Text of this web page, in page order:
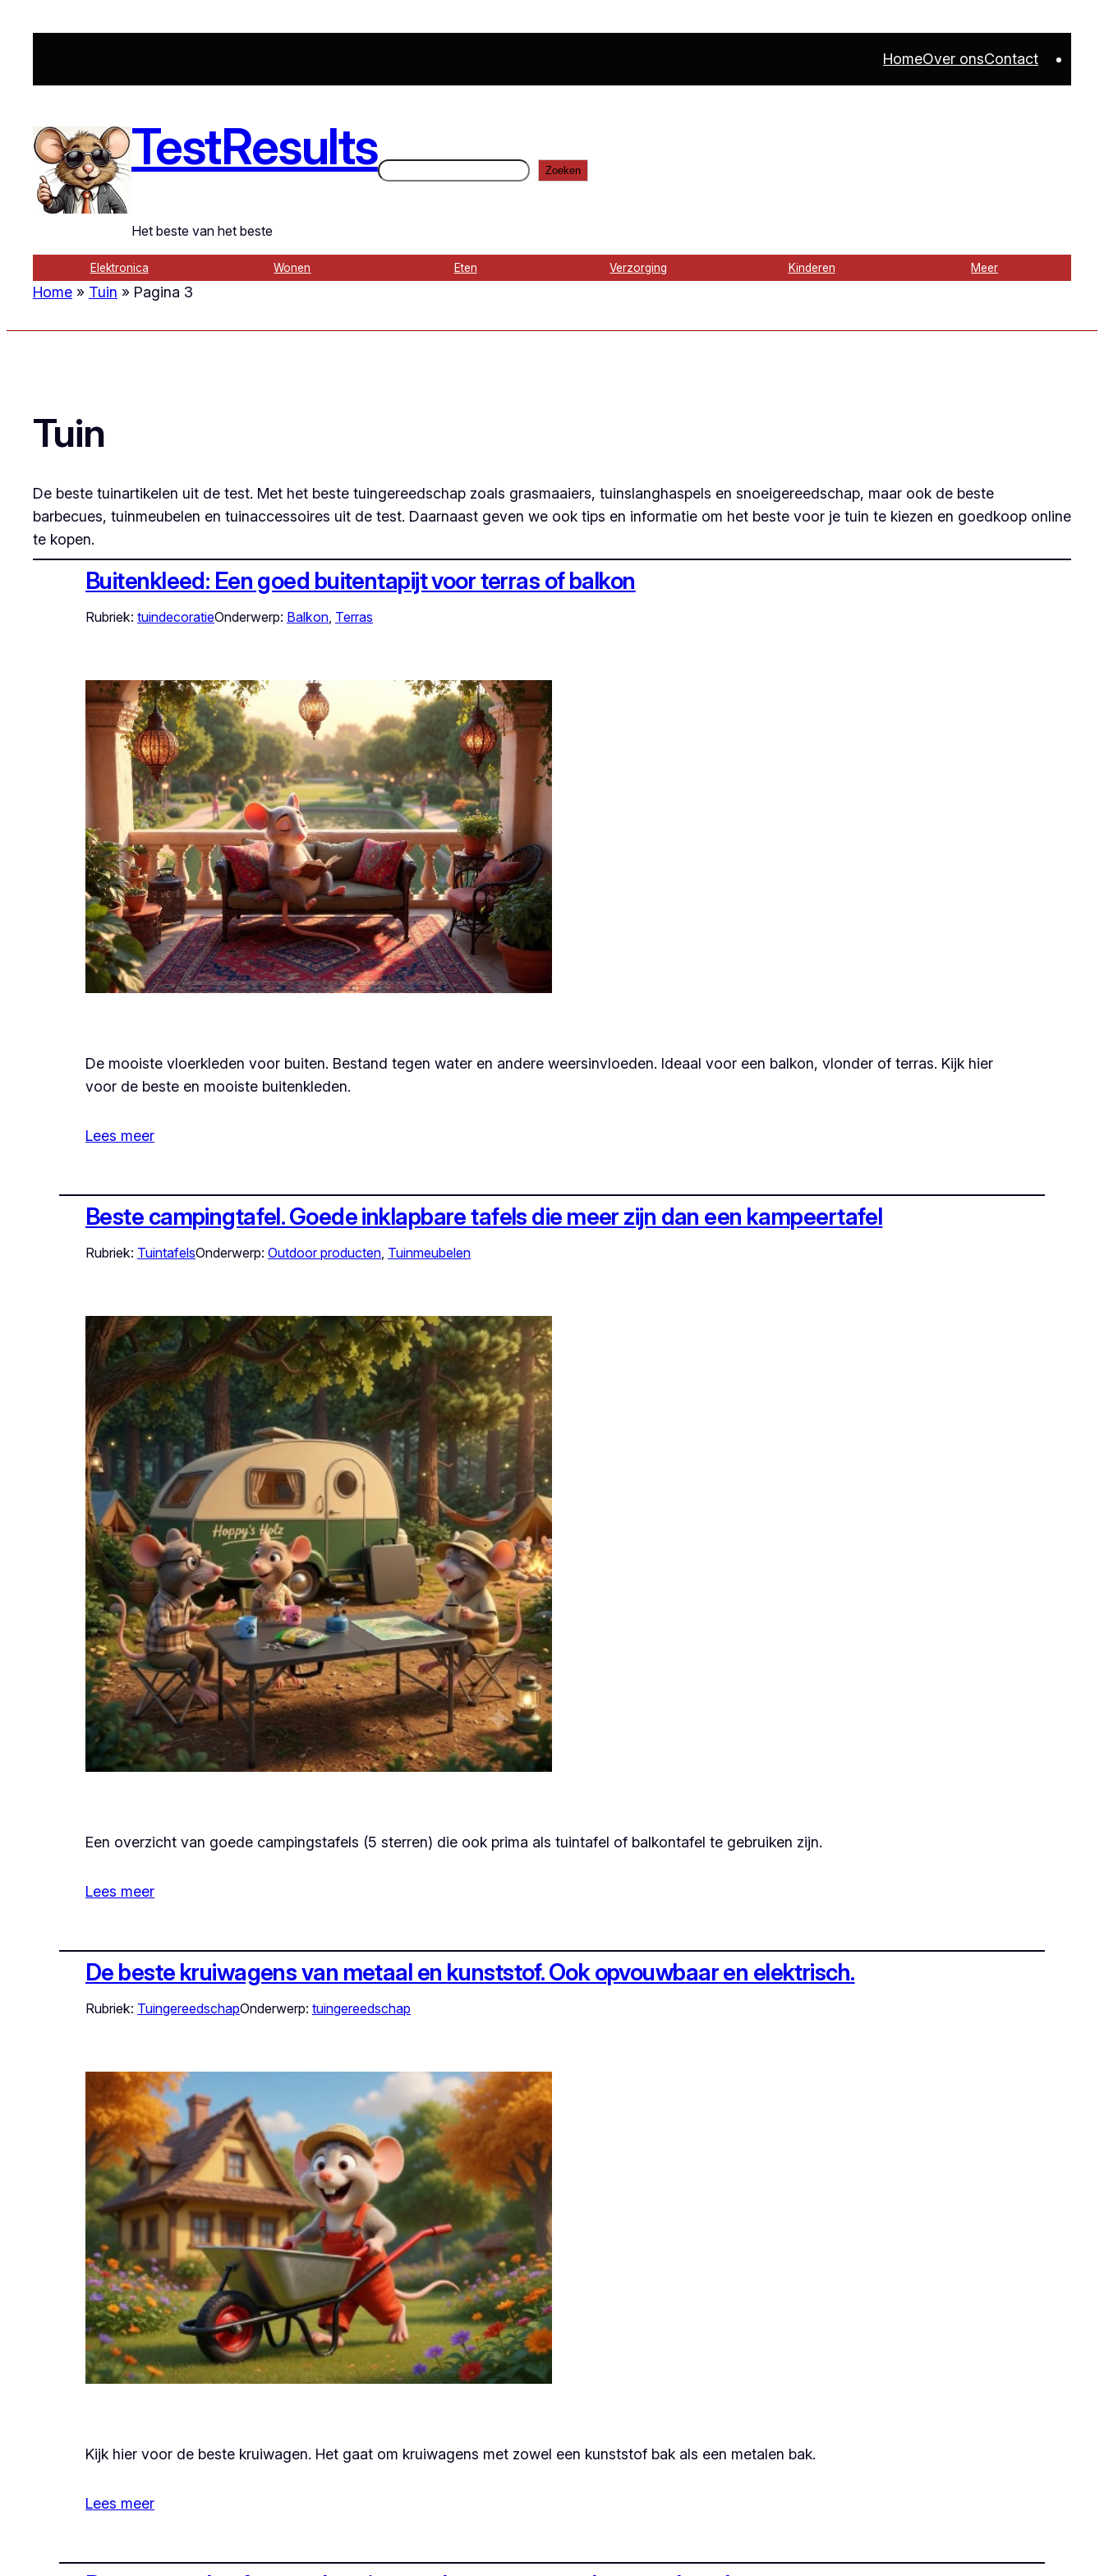
HomeOver onsContact
TestResults
Het beste van het beste
Zoeken Zoeken
Elektronica Wonen Eten Verzorging Kinderen Meer
Home » Tuin » Pagina 3
Tuin
De beste tuinartikelen uit de test. Met het beste tuingereedschap zoals grasmaaiers, tuinslanghaspels en snoeigereedschap, maar ook de beste
barbecues, tuinmeubelen en tuinaccessoires uit de test. Daarnaast geven we ook tips en informatie om het beste voor je tuin te kiezen en goedkoop online
te kopen.
Buitenkleed: Een goed buitentapijt voor terras of balkon
Rubriek: tuindecoratieOnderwerp: Balkon Terras
De mooiste vloerkleden voor buiten. Bestand tegen water en andere weersinvloeden. Ideaal voor een balkon, vlonder of terras. Kijk hier
voor de beste en mooiste buitenkleden.
Lees meer
Beste campingtafel. Goede inklapbare tafels die meer zijn dan een kampeertafel
Rubriek: TuintafelsOnderwerp: Outdoor producten, Tuinmeubelen
Een overzicht van goede campingstafels (5 sterren) die ook prima als tuintafel of balkontafel te gebruiken zijn.
Lees meer
De beste kruiwagens van metaal en kunststof. Ook opvouwbaar en elektrisch.
Rubriek: TuingereedschapOnderwerp: tuingereedschap
Kijk hier voor de beste kruiwagen. Het gaat om kruiwagens met zowel een kunststof bak als een metalen bak.
Lees meer